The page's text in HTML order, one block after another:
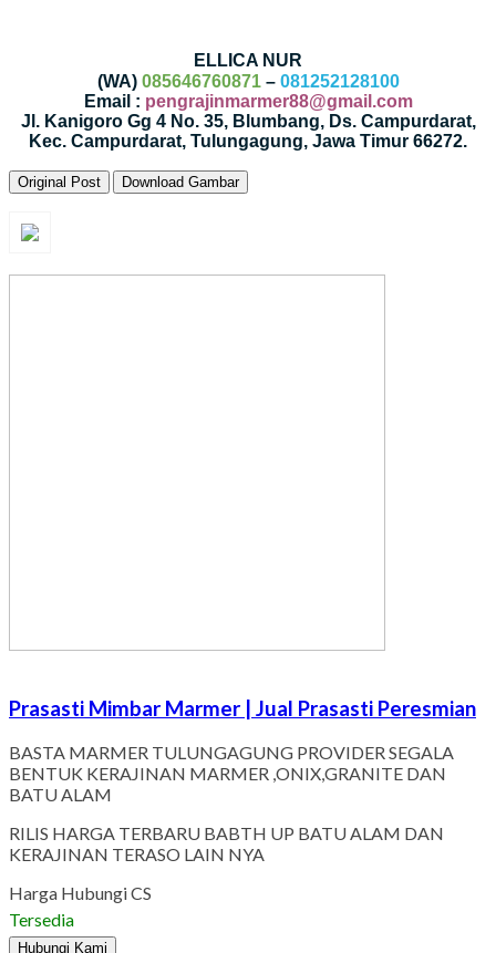
ELLICA NUR
(WA) 085646760871– 081252128100
Email : pengrajinmarmer88@gmail.com
Jl. Kanigoro Gg 4 No. 35, Blumbang, Ds. Campurdarat,
Kec. Campurdarat, Tulungagung, Jawa Timur 66272.
Original Post Download Gambar
Prasasti Mimbar Marmer | Jual Prasasti Peresmian
BASTA MARMER TULUNGAGUNG PROVIDER SEGALA
BENTUK KERAJINAN MARMER ,ONIX,GRANITE DAN
BATU ALAM
RILIS HARGA TERBARU BABTH UP BATU ALAM DAN
KERAJINAN TERASO LAIN NYA
Harga Hubungi CS
Tersedia
Hubungi Kami